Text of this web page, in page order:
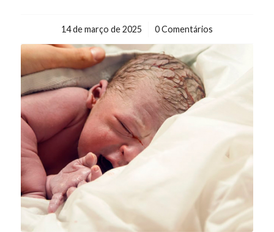
14 de março de 2025
/ 0 Comentários